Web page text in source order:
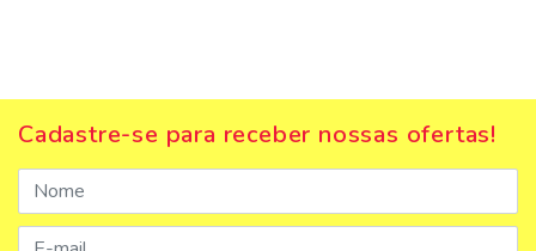
Cadastre-se para receber nossas ofertas!